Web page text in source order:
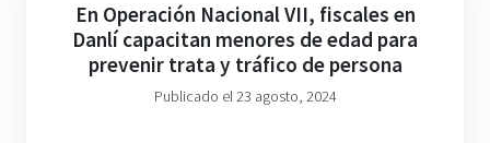
En Operación Nacional VII, fiscales en
Danlí capacitan menores de edad para
prevenir trata y tráfico de persona
Publicado el 23 agosto, 2024